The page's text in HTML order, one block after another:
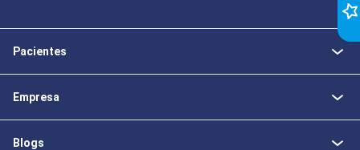
Pacientes
Empresa
Blogs